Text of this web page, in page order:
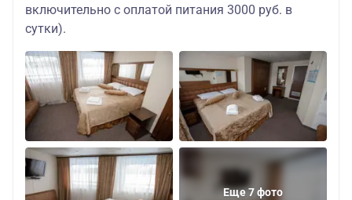
включительно с оплатой питания 3000 руб. в
сутки).
Еще 7 фото